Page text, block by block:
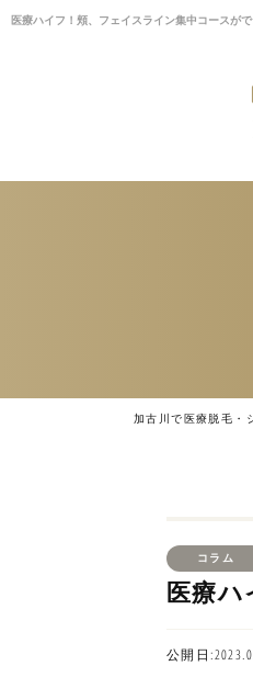
医療ハイフ！頬、フェイスライン集中コースが
加古川で医療脱毛・
コラム
医療
公開日